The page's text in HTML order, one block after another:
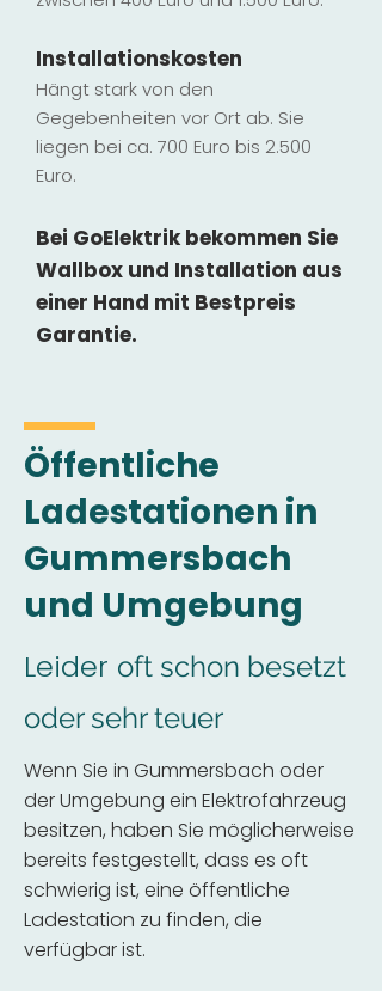
Installationskosten
Hängt stark von den
Gegebenheiten vor Ort ab. Sie
liegen bei ca. 700 Euro bis 2.500
Euro.
Bei GoElektrik bekommen Sie
Wallbox und Installation aus
einer Hand mit Bestpreis
Garantie.
Öffentliche
Ladestationen in
Gummersbach
und Umgebung
Leider oft schon besetzt
oder sehr teuer
Wenn Sie in Gummersbach oder
der Umgebung ein Elektrofahrzeug
besitzen, haben Sie möglicherweise
bereits festgestellt, dass es oft
schwierig ist, eine öffentliche
Ladestation zu finden, die
verfügbar ist.